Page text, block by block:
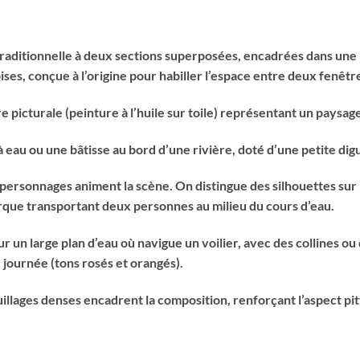
à deux sections superposées, encadrées dans une
conçue à l’origine pour habiller l’espace entre deux
picturale (peinture à l’huile sur toile) représentant un
ou une bâtisse au bord d’une rivière, doté d’une petite
animent la scène. On distingue des silhouettes
transportant deux personnes au milieu du cours d’eau.
un large plan d’eau où navigue un voilier, avec des collines
(tons rosés et orangés).
denses encadrent la composition, renforçant l’aspect